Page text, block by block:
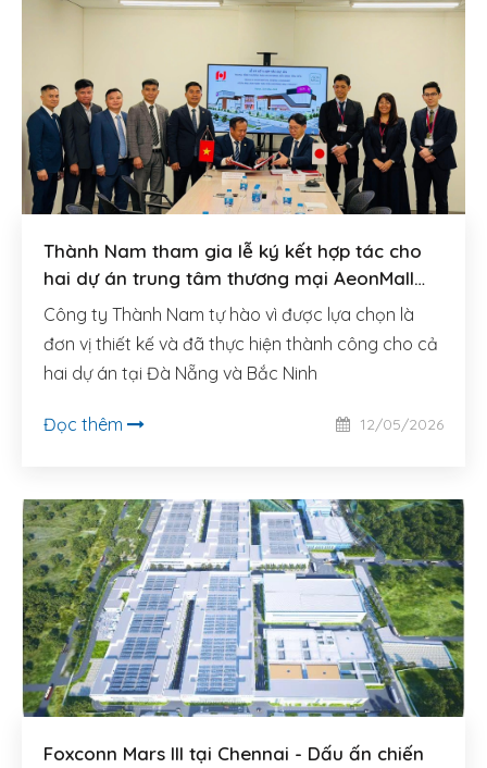
Thành Nam tham gia lễ ký kết hợp tác cho
hai dự án trung tâm thương mại AeonMall
quy mô lớn tại Đà Nẵng và Bắc Ninh
Công ty Thành Nam tự hào vì được lựa chọn là
đơn vị thiết kế và đã thực hiện thành công cho cả
hai dự án tại Đà Nẵng và Bắc Ninh
Đọc thêm 12/05/2026
Foxconn Mars III tại Chennai - Dấu ấn chiến